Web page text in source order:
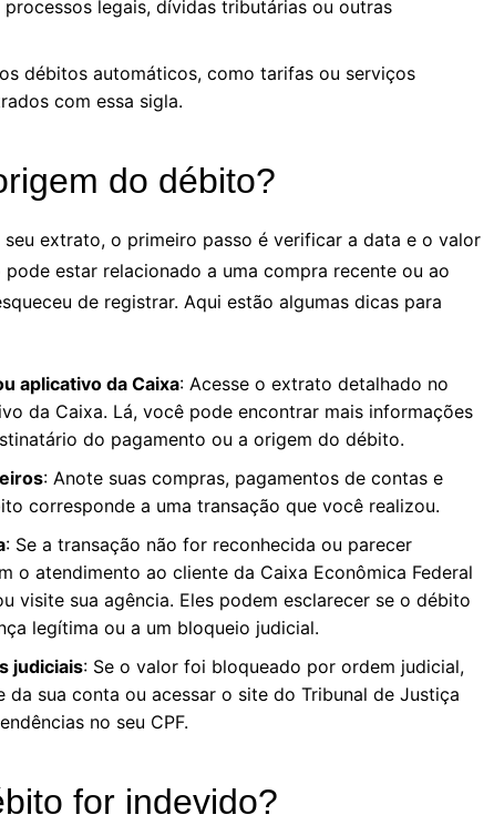
legais, dívidas tributárias ou outras
débitos automáticos, como tarifas ou serviços
com essa sigla.
do débito?
seu extrato, o primeiro passo é verificar a data e o valor
estar relacionado a uma compra recente ou ao
de registrar. Aqui estão algumas dicas para
aplicativo da Caixa: Acesse o extrato detalhado no
da Caixa. Lá, você pode encontrar mais informações
do pagamento ou a origem do débito.
: Anote suas compras, pagamentos de contas e
corresponde a uma transação que você realizou.
: Se a transação não for reconhecida ou parecer
o atendimento ao cliente da Caixa Econômica Federal
visite sua agência. Eles podem esclarecer se o débito
legítima ou a um bloqueio judicial.
judiciais: Se o valor foi bloqueado por ordem judicial,
sua conta ou acessar o site do Tribunal de Justiça
no seu CPF.
for indevido?